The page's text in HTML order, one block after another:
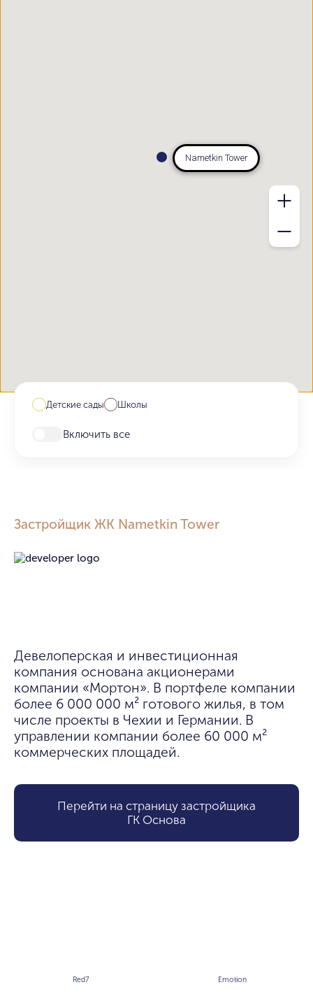
Nametkin Tower
Детские сады Школы
Включить все
Застройщик ЖК Nametkin Tower
Девелоперская и инвестиционная
компания основана акционерами
компании «Мортон». В портфеле компании
более 6 000 000 м² готового жилья, в том
числе проекты в Чехии и Германии. В
управлении компании более 60 000 м²
коммерческих площадей.
Перейти на страницу застройщика
ГК Основа
Red7 Emotion